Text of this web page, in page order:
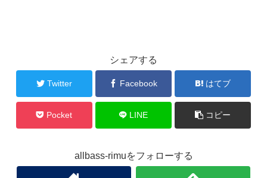
シェアする
Twitter Facebook はてブ
Pocket LINE コピー
allbass-rimuをフォローする